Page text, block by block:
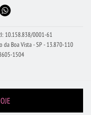
DO CAMPO
10.158.838/0001-61
da Boa Vista - SP - 13.870-110
1504